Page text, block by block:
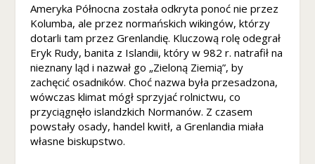
Ameryka Północna została odkryta ponoć nie przez
Kolumba, ale przez normańskich wikingów, którzy
dotarli tam przez Grenlandię. Kluczową rolę odegrał
Eryk Rudy, banita z Islandii, który w 982 r. natrafił na
nieznany ląd i nazwał go „Zieloną Ziemią”, by
zachęcić osadników. Choć nazwa była przesadzona,
wówczas klimat mógł sprzyjać rolnictwu, co
przyciągnęło islandzkich Normanów. Z czasem
powstały osady, handel kwitł, a Grenlandia miała
własne biskupstwo.
ś
ć
i
st
r
u
r
ę